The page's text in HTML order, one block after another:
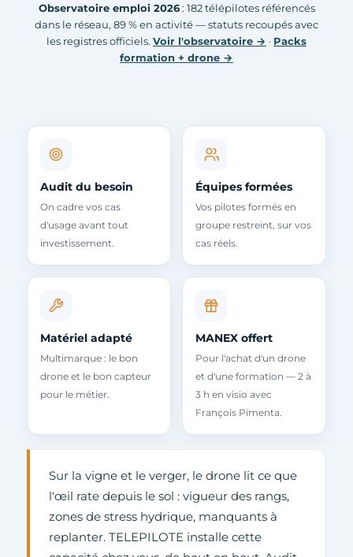
Observatoire emploi 2026: 182 télépilotes référencés
dans le réseau, 89 % en activité — statuts recoupés avec
les registres officiels. Voir l'observatoire → · Packs
formation + drone →
Audit du besoin
On cadre vos cas
d'usage avant tout
investissement.
Équipes formées
Vos pilotes formés en
groupe restreint, sur vos
cas réels.
Matériel adapté
Multimarque : le bon
drone et le bon capteur
pour le métier.
MANEX offert
Pour l'achat d'un drone
et d'une formation — 2 à
3 h en visio avec
François Pimenta.
Sur la vigne et le verger, le drone lit ce que
l'œil rate depuis le sol : vigueur des rangs,
zones de stress hydrique, manquants à
replanter. TELEPILOTE installe cette